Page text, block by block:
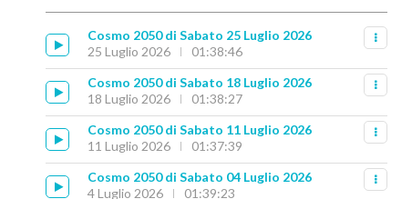
Cosmo 2050 di Sabato 25 Luglio 2026
25 Luglio 2026
01:38:46
Cosmo 2050 di Sabato 18 Luglio 2026
18 Luglio 2026
01:38:27
Cosmo 2050 di Sabato 11 Luglio 2026
11 Luglio 2026
01:37:39
Cosmo 2050 di Sabato 04 Luglio 2026
4 Luglio 2026
01:39:23